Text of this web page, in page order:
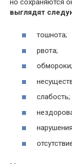
но сохраняются
выглядят
тошнота;
рвота;
обмороки;
слабость;